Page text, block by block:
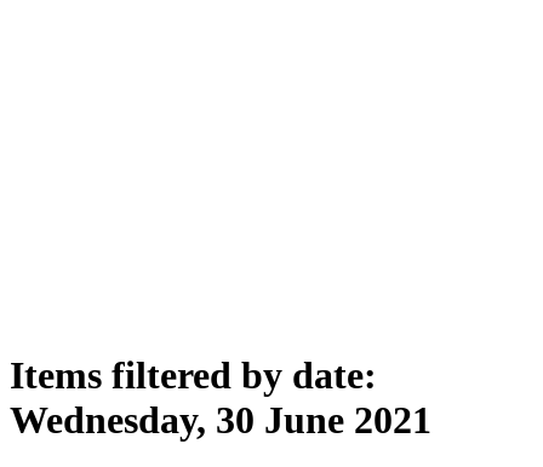
Items filtered by date:
Wednesday, 30 June 2021